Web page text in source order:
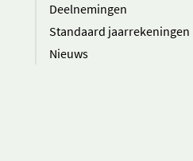
Deelnemingen
Standaard jaarrekeningen
Nieuws